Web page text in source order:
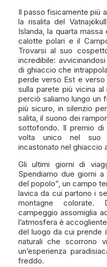
Il passo fisicamente più
la risalita del
Islanda, la quarta
calotte polari e il
Trovarsi al suo
incredibile:
di ghiaccio che
perde verso Est e
sulla parete più vicina
perciò saliamo lungo un
più sicuro, in silenzio
salita, il suono dei
sottofondo. Il premio
volta unico nel suo
incastonato nel ghiaccio
Gli ultimi giorni di
Spendiamo due giorni a
del popolo”, un campo
lavica da cui partono i
montagne colorate.
campeggio assomiglia
l’atmosfera è
del luogo da cui prende
naturali che scorrono
un’esperienza
freddo.